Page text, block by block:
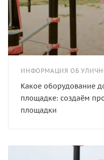
Какое оборудование
площадке: создаём
площадки